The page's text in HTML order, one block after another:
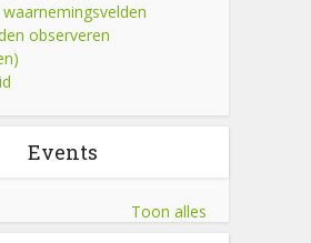
observeren
Events
Toon alles